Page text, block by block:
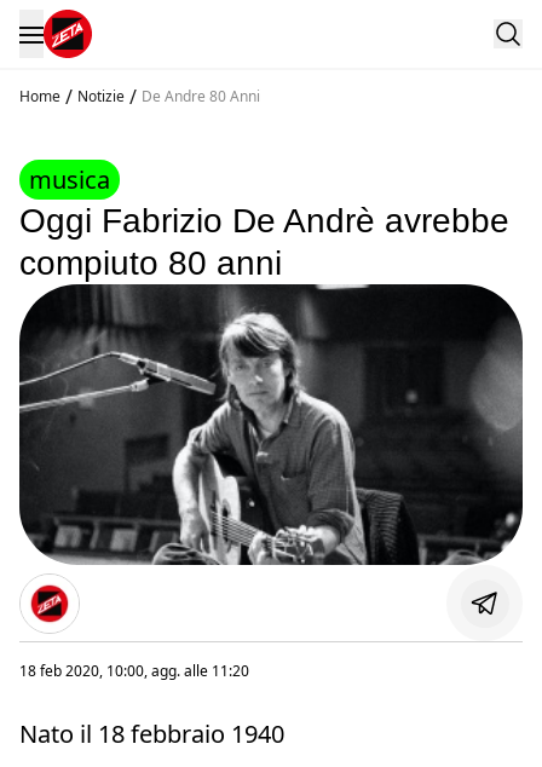
Home / Notizie / De Andre 80 Anni
musica
Oggi Fabrizio De Andrè avrebbe
compiuto 80 anni
18 feb 2020, 10:00, agg. alle 11:20
Nato il 18 febbraio 1940